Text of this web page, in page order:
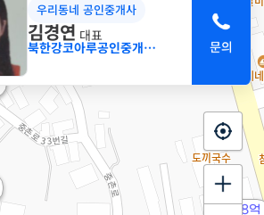
2.8억
3.85억
우리동네 공인중개사
김경연 대표
북한강코아루공인중개사사무소